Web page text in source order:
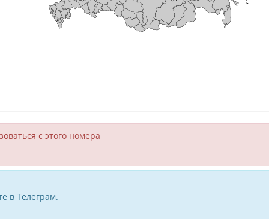
с этого номера
в Телеграм.